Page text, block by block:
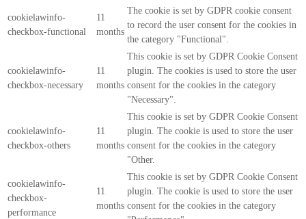
cookielawinfo-
checkbox-functional
11
months
The cookie is set by GDPR cookie consent
to record the user consent for the cookies in
the category "Functional".
cookielawinfo-
checkbox-necessary
11
months
This cookie is set by GDPR Cookie Consent
plugin. The cookies is used to store the user
consent for the cookies in the category
"Necessary".
cookielawinfo-
checkbox-others
11
months
This cookie is set by GDPR Cookie Consent
plugin. The cookie is used to store the user
consent for the cookies in the category
"Other.
cookielawinfo-
checkbox-
performance
11
months
This cookie is set by GDPR Cookie Consent
plugin. The cookie is used to store the user
consent for the cookies in the category